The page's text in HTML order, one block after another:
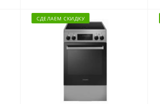
СДЕЛАЕМ СКИДКУ